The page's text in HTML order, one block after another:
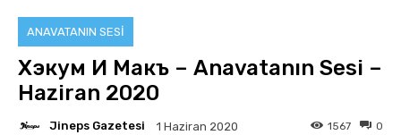
ANAVATANIN SESI
Хэкум И Макъ – Anavatanın Sesi –
Haziran 2020
Jineps Gazetesi 1 Haziran 2020 0
1567